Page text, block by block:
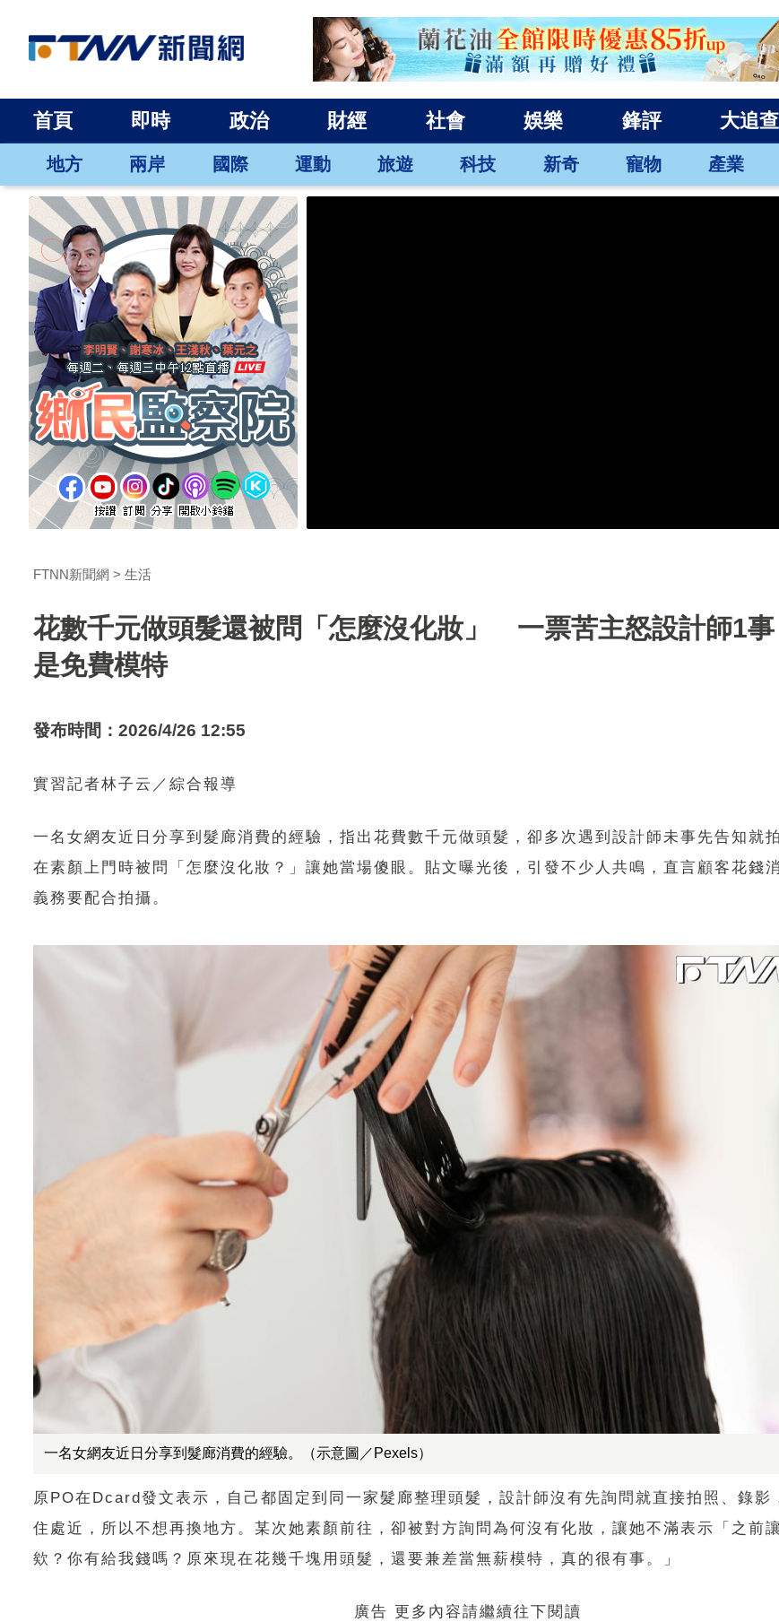
首頁 即時 政治 財經 社會 娛樂 鋒評 大追查
地方 兩岸 國際 運動 旅遊 科技 新奇 寵物 產業
FTNN新聞網 生活
花數千元做頭髮還被問「怎麼沒化妝」 一票苦主怒設計師1
是免費模特
發布時間：2026/4/26 12:55
實習記者林子云／綜合報導
一名女網友近日分享到髮廊消費的經驗，指出花費數千元做頭髮，卻多次遇到設計師未事先告知就
在素顏上門時被問「怎麼沒化妝？」讓她當場傻眼。貼文曝光後，引發不少人共鳴，直言顧客花錢
義務要配合拍攝。
一名女網友近日分享到髮廊消費的經驗。（示意圖／Pexels）
原PO在Dcard發文表示，自己都固定到同一家髮廊整理頭髮，設計師沒有先詢問就直接拍照、錄影
住處近，所以不想再換地方。某次她素顏前往，卻被對方詢問為何沒有化妝，讓她不滿表示「之前
欸？你有給我錢嗎？原來現在花幾千塊用頭髮，還要兼差當無薪模特，真的很有事。」
廣告 更多內容請繼續往下閱讀